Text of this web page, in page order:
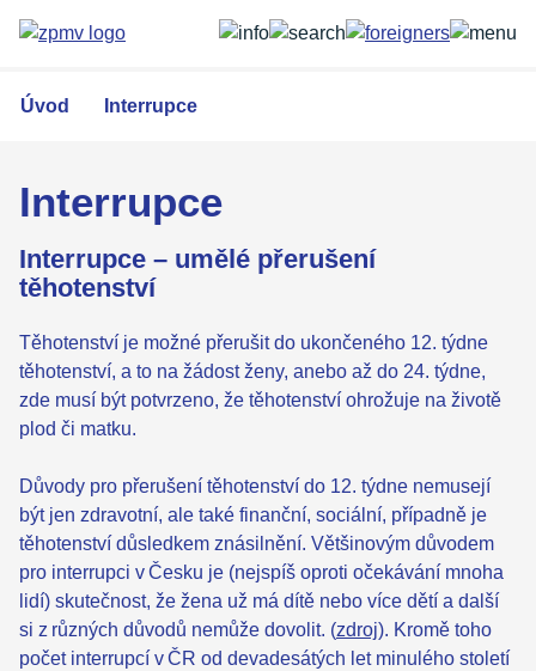
obsahu
Úvod Interrupce
Interrupce
Interrupce – umělé přerušení
těhotenství
Těhotenství je možné přerušit do ukončeného 12. týdne
těhotenství, a to na žádost ženy, anebo až do 24. týdne,
zde musí být potvrzeno, že těhotenství ohrožuje na životě
plod či matku.
Důvody pro přerušení těhotenství do 12. týdne nemusejí
být jen zdravotní, ale také finanční, sociální, případně je
těhotenství důsledkem znásilnění. Většinovým důvodem
pro interrupci v Česku je (nejspíš oproti očekávání mnoha
lidí) skutečnost, že žena už má dítě nebo více dětí a další
si z různých důvodů nemůže dovolit. (zdroj). Kromě toho
počet interrupcí v ČR od devadesátých let minulého století